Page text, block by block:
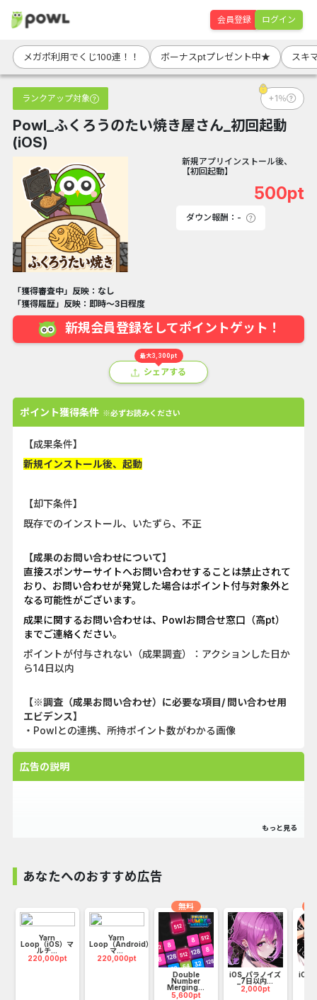
会員登録 ログイン
メガポ利用でくじ100連！！ ボーナスptプレゼント中★ スキ
ランクアップ対象 +1％
Powl_ふくろうのたい焼き屋さん_初回起動
(iOS)
新規アプリインストール後、
【初回起動】
500pt
ダウン報酬：-
「獲得審査中」反映：なし
「獲得履歴」反映：即時～3日程度
新規会員登録をしてポイントゲット！
最大3,300pt
シェアする
ポイント獲得条件 ※必ずお読みください
【成果条件】
新規インストール後、起動
【却下条件】
既存でのインストール、いたずら、不正
【成果のお問い合わせについて】
直接スポンサーサイトへお問い合わせすることは禁止されて
おり、お問い合わせが発覚した場合はポイント付与対象外と
なる可能性がございます。
成果に関するお問い合わせは、Powlお問合せ窓口（高pt）
までご連絡ください。
ポイントが付与されない（成果調査）：アクションした日か
ら14日以内
【※調査（成果お問い合わせ）に必要な項目/ 問い合わせ用
エビデンス】
・Powlとの連携、所持ポイント数がわかる画像
広告の説明
あなたへのおすすめ広告
Yarn
Loop（iOS）マ
ルチ...
220,000pt
Yarn
Loop（Android）
マ...
220,000pt
Double
Number
Merging...
5,600pt
無料
iOS_パラノイズ
_7日以内...
2,000pt
iOS_